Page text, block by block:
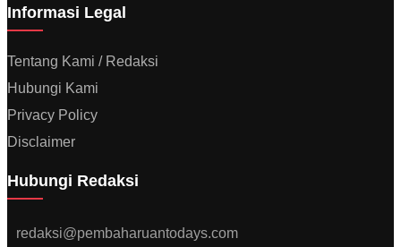
Informasi Legal
Tentang Kami / Redaksi
Hubungi Kami
Privacy Policy
Disclaimer
Hubungi Redaksi
redaksi@pembaharuantodays.com